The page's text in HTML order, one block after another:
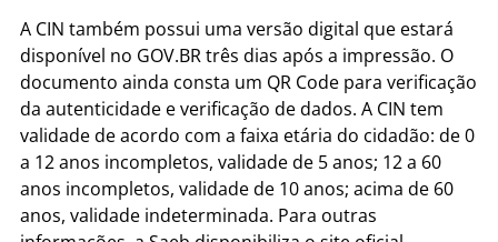
A CIN também possui uma versão digital que estará
disponível no GOV.BR três dias após a impressão. O
documento ainda consta um QR Code para verificação
da autenticidade e verificação de dados. A CIN tem
validade de acordo com a faixa etária do cidadão: de 0
a 12 anos incompletos, validade de 5 anos; 12 a 60
anos incompletos, validade de 10 anos; acima de 60
anos, validade indeterminada. Para outras